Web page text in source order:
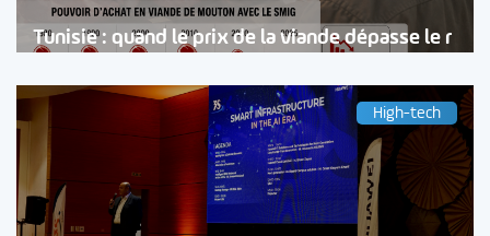
Tunisie : quand le prix de la viande dépasse le r
High-tech